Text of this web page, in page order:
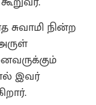
நின்ற
இவர்